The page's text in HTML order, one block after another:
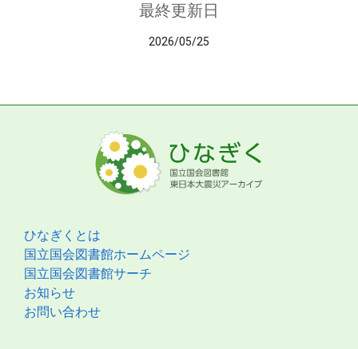
最終更新日
2026/05/25
ひなぎくとは
国立国会図書館ホームページ
国立国会図書館サーチ
お知らせ
お問い合わせ